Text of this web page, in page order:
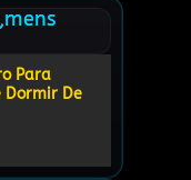
Para
Dormir De